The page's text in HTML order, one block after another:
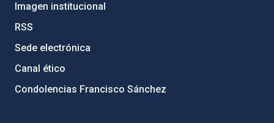
Imagen institucional
RSS
Sede electrónica
Canal ético
Condolencias Francisco Sánchez